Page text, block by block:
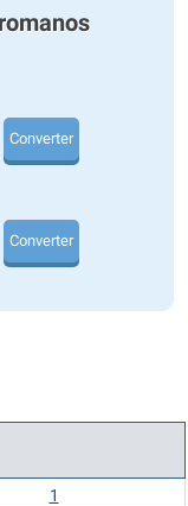
Converter
Converter
1